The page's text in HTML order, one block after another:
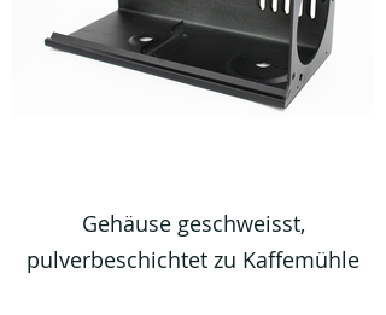
Gehäuse geschweisst,
pulverbeschichtet zu Kaffemühle